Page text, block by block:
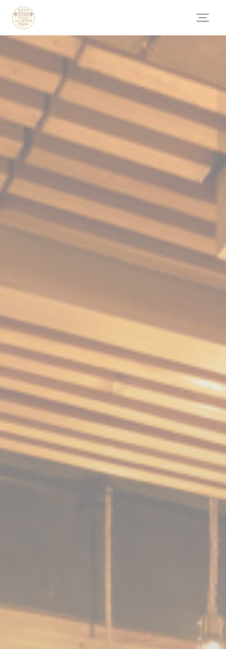
Personalizzazione delle tue scelte sui cookie